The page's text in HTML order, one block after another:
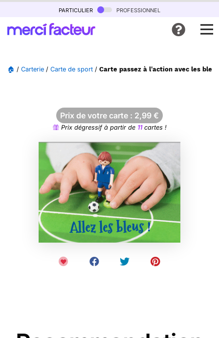
particulier professionnel
🏠 / Carterie / Carte de sport / Carte passez à l'action avec les
Prix de votre carte : 2,99 €
Prix dégressif à partir de 11cartes !